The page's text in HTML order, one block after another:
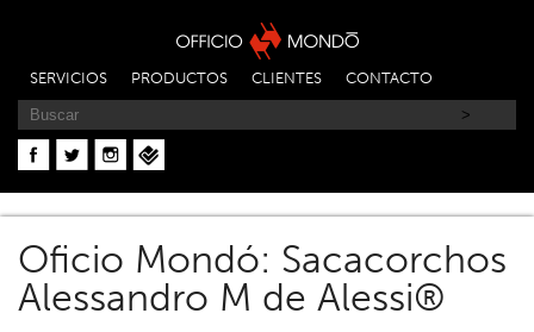
SERVICIOS PRODUCTOS CLIENTES CONTACTO
Oficio Mondó: Sacacorchos
Alessandro M de Alessi®